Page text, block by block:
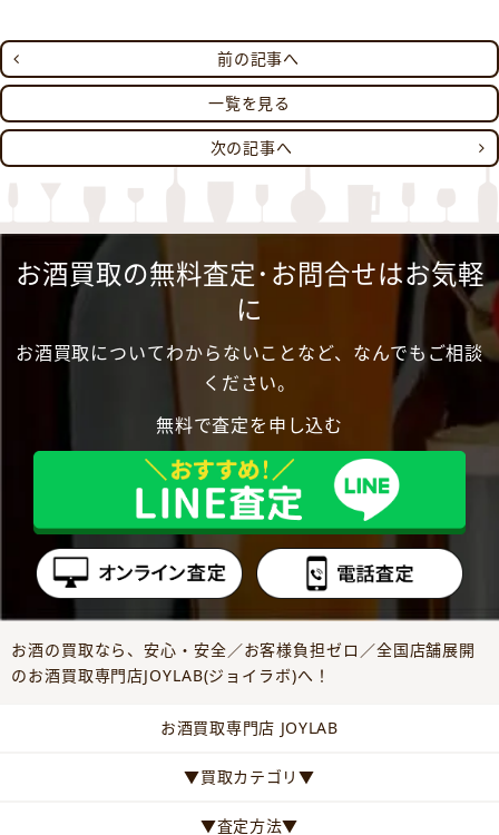
前の記事へ
一覧を見る
次の記事へ
お酒買取の無料査定･お問合せはお気軽
に
お酒買取についてわからないことなど、なんでもご相談
ください。
無料で査定を申し込む
お酒の買取なら、安心・安全／お客様負担ゼロ／全国店舗展開
のお酒買取専門店JOYLAB(ジョイラボ)へ！
お酒買取専門店 JOYLAB
▼買取カテゴリ▼
▼査定方法▼